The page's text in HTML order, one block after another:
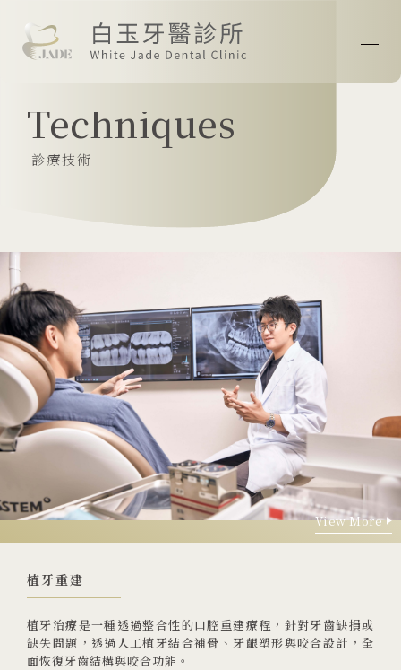
關於我們
醫師專欄
案例分享
院所資訊
大學牙醫
02 2912 1233
231 新北市 新店區 北新路三段88號
Techniques
診療技術
View More
View More
植牙重建
植牙治療是一種透過整合性的口腔重建療程，針對牙齒缺損或
缺失問題，透過人工植牙結合補骨、牙齦塑形與咬合設計，全
面恢復牙齒結構與咬合功能。